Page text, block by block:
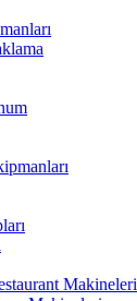
Makineleri